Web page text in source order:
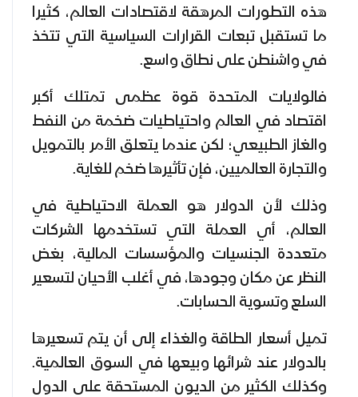
هذه التطورات المرهقة لاقتصادات العالم، كثيرا
ما تستقبل تبعات القرارات السياسية التي تتخذ
في واشنطن على نطاق واسع.
فالولايات المتحدة قوة عظمى تمتلك أكبر
اقتصاد في العالم واحتياطيات ضخمة من النفط
والغاز الطبيعي؛ لكن عندما يتعلق الأمر بالتمويل
والتجارة العالميين، فإن تأثيرها ضخم للغاية.
وذلك لأن الدولار هو العملة الاحتياطية في
العالم، أي العملة التي تستخدمها الشركات
متعددة الجنسيات والمؤسسات المالية، بغض
النظر عن مكان وجودها، في أغلب الأحيان لتسعير
السلع وتسوية الحسابات.
تميل أسعار الطاقة والغذاء إلى أن يتم تسعيرها
بالدولار عند شرائها وبيعها في السوق العالمية.
وكذلك الكثير من الديون المستحقة على الدول